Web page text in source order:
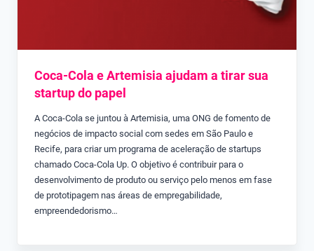
Coca-Cola e Artemisia ajudam a tirar sua
startup do papel
A Coca-Cola se juntou à Artemisia, uma ONG de fomento de
negócios de impacto social com sedes em São Paulo e
Recife, para criar um programa de aceleração de startups
chamado Coca-Cola Up. O objetivo é contribuir para o
desenvolvimento de produto ou serviço pelo menos em fase
de prototipagem nas áreas de empregabilidade,
empreendedorismo…